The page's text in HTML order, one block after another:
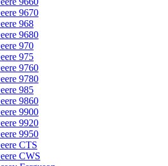
9670
968
9680
970
975
9760
9780
985
9860
9900
9920
9950
CTS
CWS